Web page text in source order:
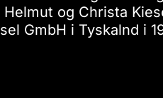
og Christa
GmbH i Tyskalnd i